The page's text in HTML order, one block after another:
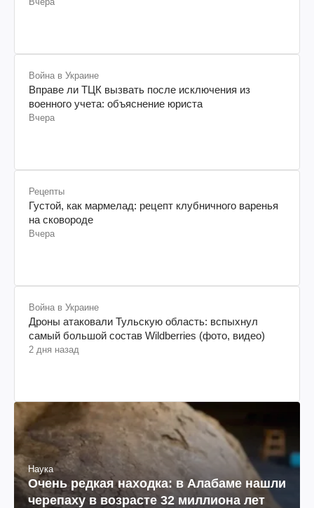
Война в Украине
Вправе ли ТЦК вызвать после исключения из
военного учета: объяснение юриста
Вчера
Рецепты
Густой, как мармелад: рецепт клубничного варенья
на сковороде
Вчера
Война в Украине
Дроны атаковали Тульскую область: вспыхнул
самый большой состав Wildberries (фото, видео)
2 дня назад
Наука
Очень редкая находка: в Алабаме нашли
черепаху в возрасте 32 миллиона лет